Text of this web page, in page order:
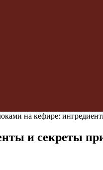
на кефире:
и секреты